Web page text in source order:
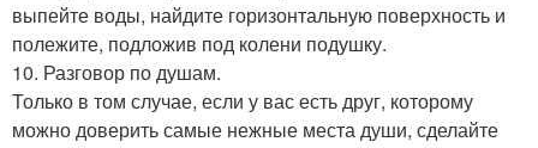
выпейте воды, найдите горизонтальную поверхность и
полежите, подложив под колени подушку.
10. Разговор по душам.
Только в том случае, если у вас есть друг, которому
можно доверить самые нежные места души, сделайте